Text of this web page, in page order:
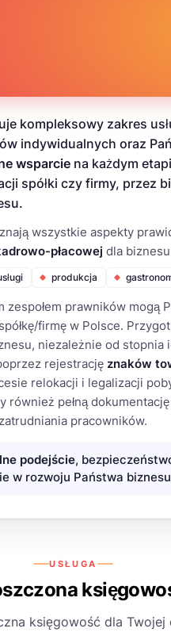
kompleksowy zakres
indywidualnych oraz
wsparcie na każdym
spółki czy firmy, przez
wszystkie aspekty
płacowej dla
produkcja
zespołem prawników mogą
firmę w Polsce.
niezależnie od stopnia
rejestrację znaków
relokacji i legalizacji
również pełną
pracowników.
podejście,
w rozwoju Państwa
USŁUGA
księgowość dla Twojej